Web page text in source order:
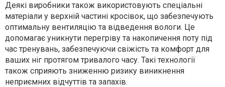
Деякі виробники також використовують спеціальні
матеріали у верхній частині кросівок, що забезпечують
оптимальну вентиляцію та відведення вологи. Це
допомагає уникнути перегріву та накопичення поту під
час тренувань, забезпечуючи свіжість та комфорт для
ваших ніг протягом тривалого часу. Такі технології
також сприяють зниженню ризику виникнення
неприємних відчуттів та запахів.